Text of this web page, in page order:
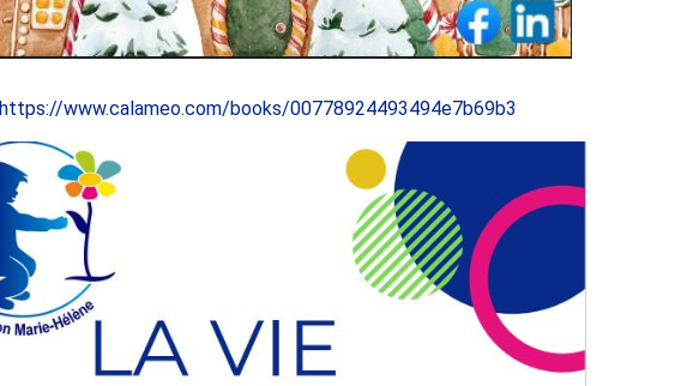
https://www.calameo.com/books/00778924493494e7b69b3